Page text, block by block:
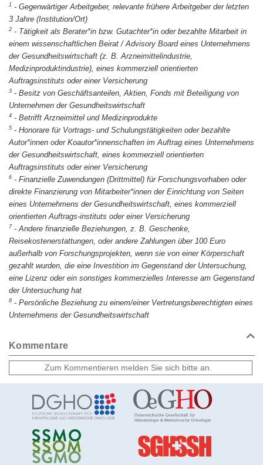
1 - Gegenwärtiger Arbeitgeber, relevante frühere Arbeitgeber der letzten
3 Jahre (Institution/Ort)
2 - Tätigkeit als Berater*in bzw. Gutachter*in oder bezahlte Mitarbeit in
einem wissenschaftlichen Beirat / Advisory Board eines Unternehmens
der Gesundheitswirtschaft (z. B. Arzneimittelindustrie,
Medizinproduktindustrie), eines kommerziell orientierten
Auftragsinstituts oder einer Versicherung
3 - Besitz von Geschäftsanteilen, Aktien, Fonds mit Beteiligung von
Unternehmen der Gesundheitswirtschaft
4 - Betrifft Arzneimittel und Medizinprodukte
5 - Honorare für Vortrags- und Schulungstätigkeiten oder bezahlte
Autor*innen oder Koautor*innenschaften im Auftrag eines Unternehmens
der Gesundheitswirtschaft, eines kommerziell orientierten
Auftragsinstituts oder einer Versicherung
6 - Finanzielle Zuwendungen (Drittmittel) für Forschungsvorhaben oder
direkte Finanzierung von Mitarbeiter*innen der Einrichtung von Seiten
eines Unternehmens der Gesundheitswirtschaft, eines kommerziell
orientierten Auftrags-instituts oder einer Versicherung
7 - Andere finanzielle Beziehungen, z. B. Geschenke,
Reisekostenerstattungen, oder andere Zahlungen über 100 Euro
außerhalb von Forschungsprojekten, wenn sie von einer Körperschaft
gezahlt wurden, die eine Investition im Gegenstand der Untersuchung,
eine Lizenz oder ein sonstiges kommerzielles Interesse am Gegenstand
der Untersuchung hat
8 - Persönliche Beziehung zu einem/einer Vertretungsberechtigten eines
Unternehmens der Gesundheitswirtschaft
Kommentare